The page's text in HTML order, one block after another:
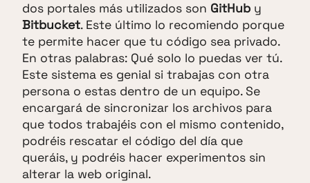
dos portales más utilizados son GitHub y
Bitbucket. Este último lo recomiendo porque
te permite hacer que tu código sea privado.
En otras palabras: Qué solo lo puedas ver tú.
Este sistema es genial si trabajas con otra
persona o estas dentro de un equipo. Se
encargará de sincronizar los archivos para
que todos trabajéis con el mismo contenido,
podréis rescatar el código del día que
queráis, y podréis hacer experimentos sin
alterar la web original.